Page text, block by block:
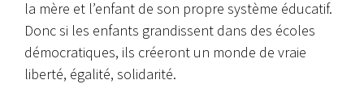
la mère et l’enfant de son propre système éducatif.
Donc si les enfants grandissent dans des écoles
démocratiques, ils créeront un monde de vraie
liberté, égalité, solidarité.